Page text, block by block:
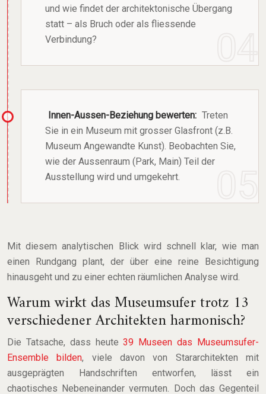
und wie findet der architektonische Übergang
statt – als Bruch oder als fliessende
Verbindung?
Innen-Aussen-Beziehung bewerten: Treten
Sie in ein Museum mit grosser Glasfront (z.B.
Museum Angewandte Kunst). Beobachten Sie,
wie der Aussenraum (Park, Main) Teil der
Ausstellung wird und umgekehrt.
Mit diesem analytischen Blick wird schnell klar, wie man
einen Rundgang plant, der über eine reine Besichtigung
hinausgeht und zu einer echten räumlichen Analyse wird.
Warum wirkt das Museumsufer trotz 13
verschiedener Architekten harmonisch?
Die Tatsache, dass heute39 Museen das Museumsufer-
Ensemble bilden, viele davon von Stararchitekten mit
ausgeprägten Handschriften entworfen, lässt ein
chaotisches Nebeneinander vermuten. Doch das Gegenteil